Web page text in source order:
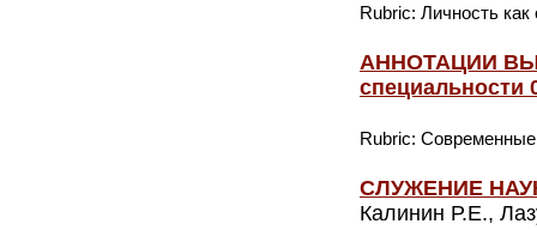
Rubric: Личность
АННОТАЦИИ
специальности
Rubric:
СЛУЖЕНИЕ
Калинин Р.Е.,